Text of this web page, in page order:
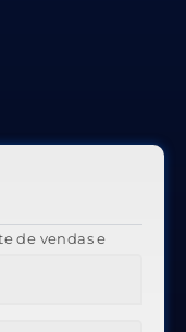
de vendas e